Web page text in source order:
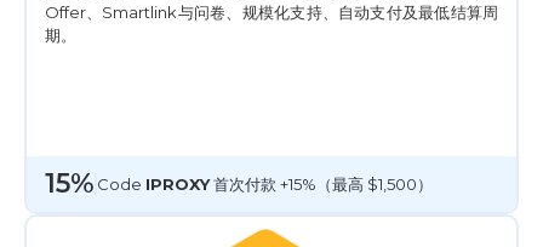
Offer、Smartlink与问卷、规模化支持、自动支付及最低结算周
期。
15% Code IPROXY首次付款 +15%（最高 $1,500）